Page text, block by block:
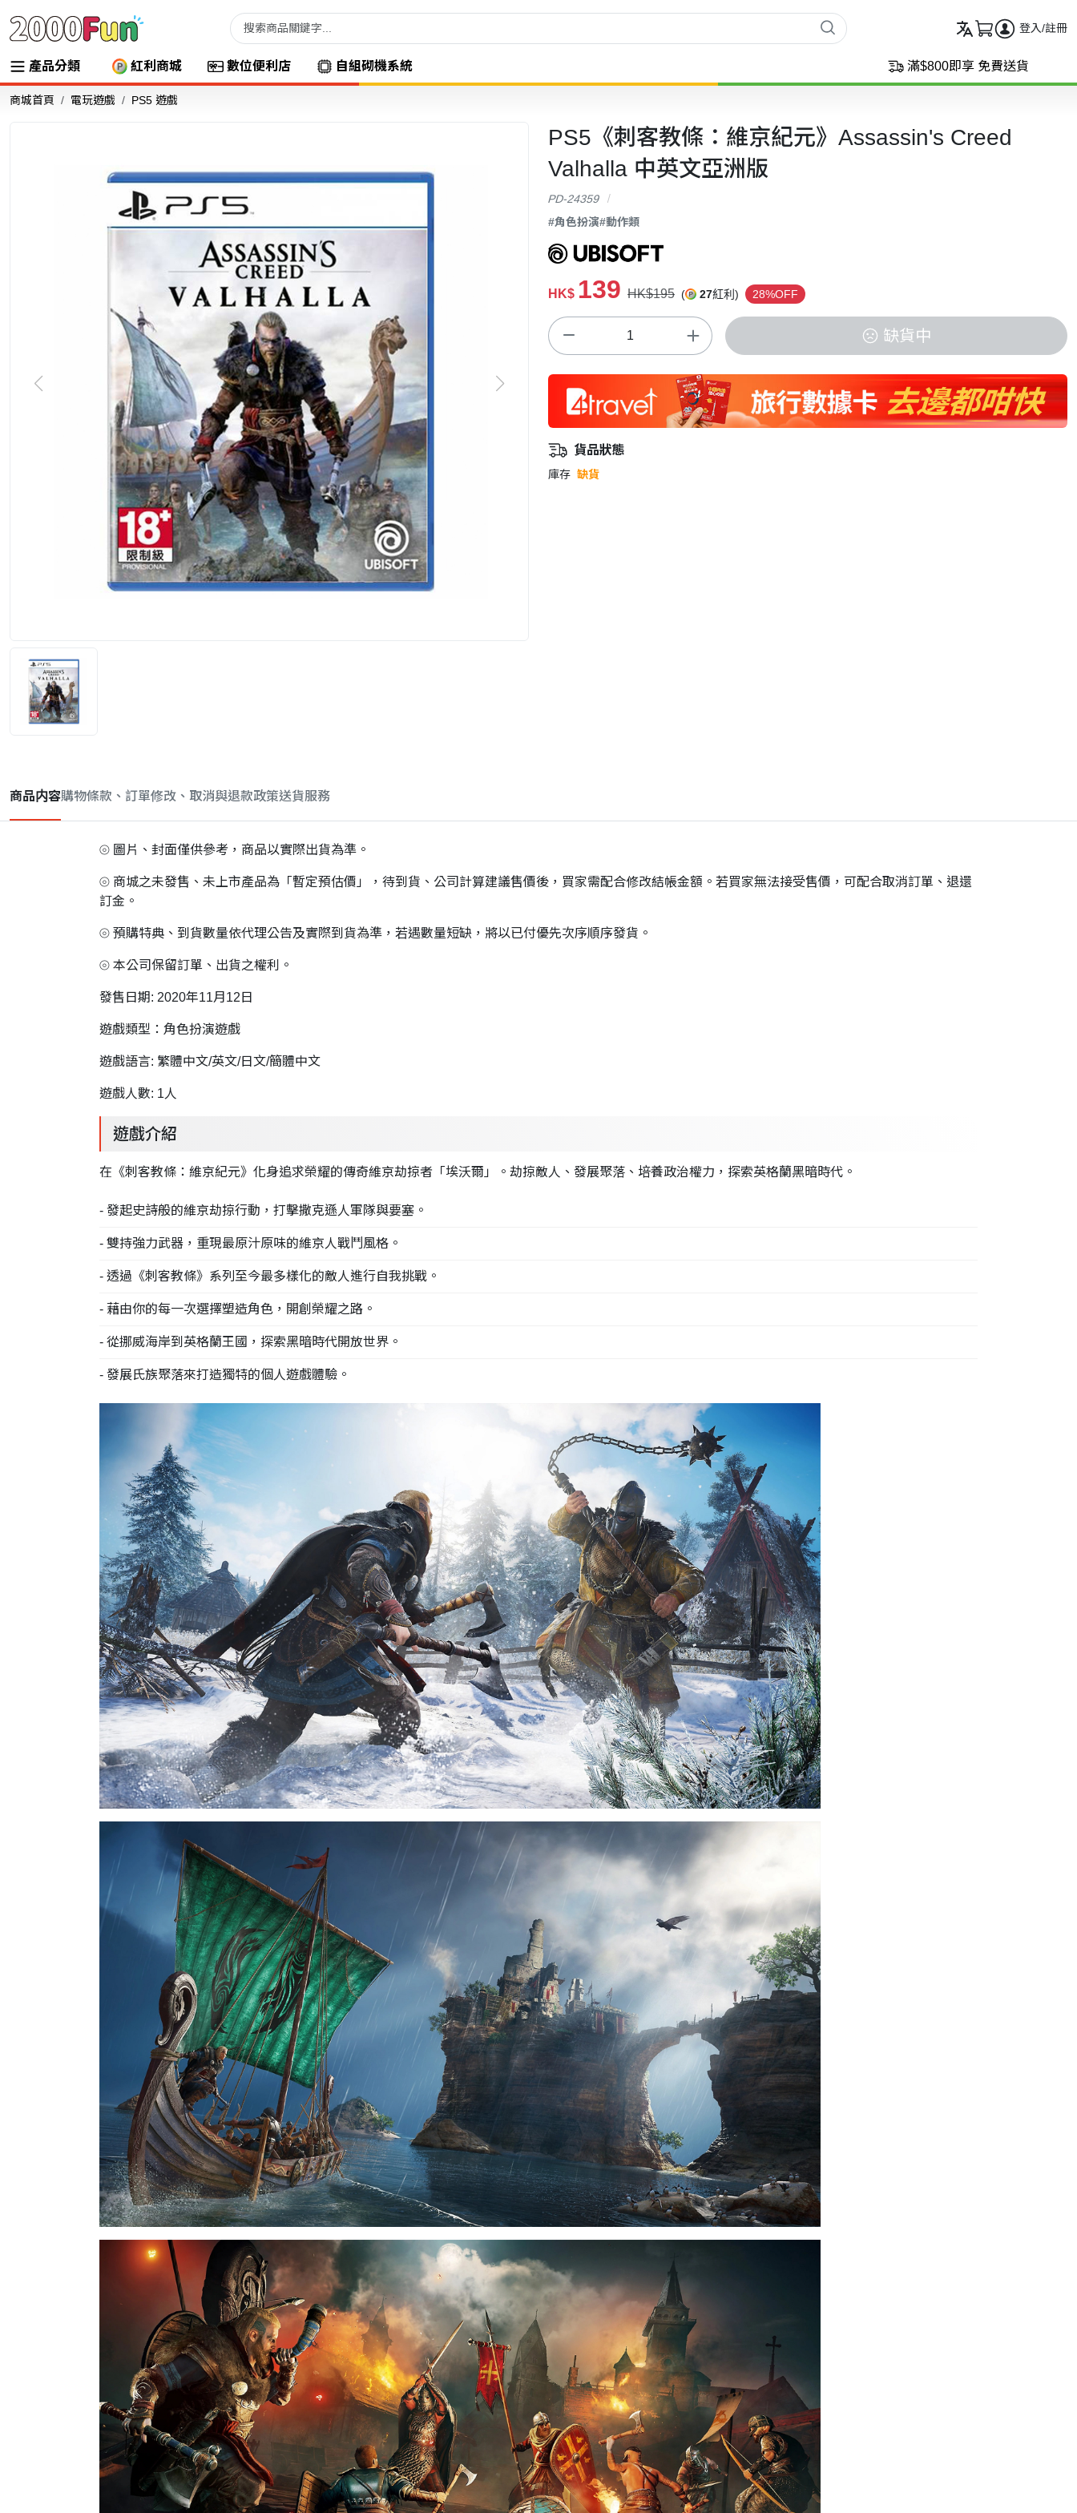
登入/註冊
產品分類 紅利商城 數位便利店 自組砌機系統 滿$800即享 免費送貨
商城首頁 電玩遊戲 PS5 遊戲
PS5《刺客教條：維京紀元》Assassin's Creed
Valhalla 中英文亞洲版
PD-24359
#角色扮演#動作類
HK$ 139 HK$195 ( 27紅利) 28%OFF
缺貨中
貨品狀態
庫存 缺貨
商品内容購物條款、訂單修改、取消與退款政策送貨服務
⦾ 圖片、封面僅供參考，商品以實際出貨為準。
⦾ 商城之未發售、未上市產品為「暫定預估價」，待到貨、公司計算建議售價後，買家需配合修改結帳金額。若買家無法接受售價，可配合取消訂單、退還
訂金。
⦾ 預購特典、到貨數量依代理公告及實際到貨為準，若遇數量短缺，將以已付優先次序順序發貨。
⦾ 本公司保留訂單、出貨之權利。
發售日期: 2020年11月12日
遊戲類型：角色扮演遊戲
遊戲語言: 繁體中文/英文/日文/簡體中文
遊戲人數: 1人
遊戲介紹
在《刺客教條：維京紀元》化身追求榮耀的傳奇維京劫掠者「埃沃爾」。劫掠敵人、發展聚落、培養政治權力，探索英格蘭黑暗時代。
- 發起史詩般的維京劫掠行動，打擊撒克遜人軍隊與要塞。
- 雙持強力武器，重現最原汁原味的維京人戰鬥風格。
- 透過《刺客教條》系列至今最多樣化的敵人進行自我挑戰。
- 藉由你的每一次選擇塑造角色，開創榮耀之路。
- 從挪威海岸到英格蘭王國，探索黑暗時代開放世界。
- 發展氏族聚落來打造獨特的個人遊戲體驗。